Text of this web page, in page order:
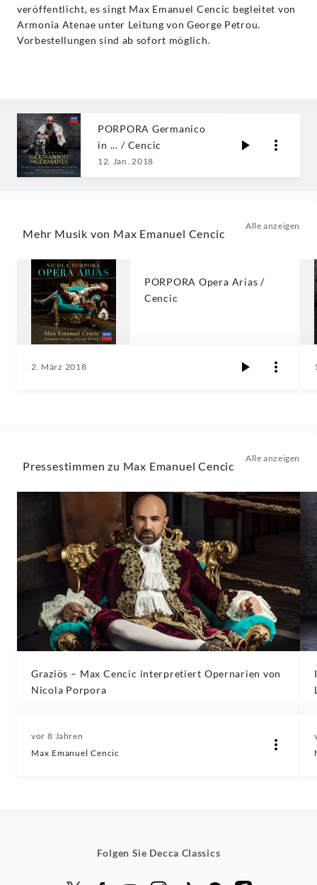
veröffentlicht, es singt Max Emanuel Cencic begleitet von
Armonia Atenae unter Leitung von George Petrou.
Vorbestellungen sind ab sofort möglich.
PORPORA Germanico
in ... / Cencic
12. Jan. 2018
Mehr Musik von Max Emanuel Cencic
Alle anzeigen
PORPORA Opera Arias /
Cencic
2. März 2018
Pressestimmen zu Max Emanuel Cencic
Alle anzeigen
Graziös – Max Cencic interpretiert Opernarien von
Nicola Porpora
vor 8 Jahren
Max Emanuel Cencic
Folgen Sie Decca Classics